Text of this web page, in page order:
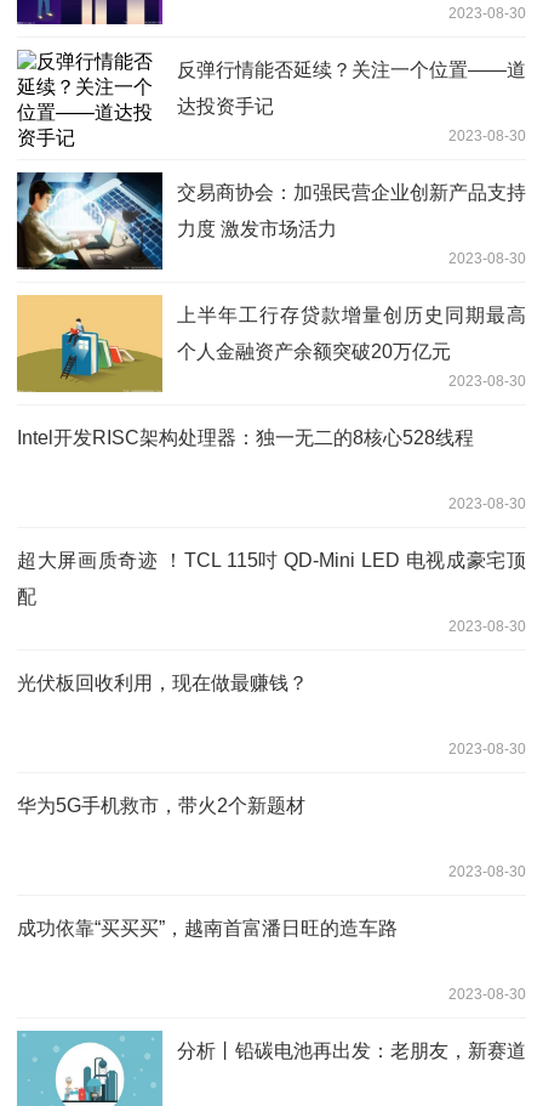
2023-08-30
反弹行情能否延续？关注一个位置——道
达投资手记
2023-08-30
交易商协会：加强民营企业创新产品支持
力度 激发市场活力
2023-08-30
上半年工行存贷款增量创历史同期最高
个人金融资产余额突破20万亿元
2023-08-30
Intel开发RISC架构处理器：独一无二的8核心528线程
2023-08-30
超大屏画质奇迹 ！TCL 115吋 QD-Mini LED 电视成豪宅顶
配
2023-08-30
光伏板回收利用，现在做最赚钱？
2023-08-30
华为5G手机救市，带火2个新题材
2023-08-30
成功依靠“买买买”，越南首富潘日旺的造车路
2023-08-30
分析丨铅碳电池再出发：老朋友，新赛道